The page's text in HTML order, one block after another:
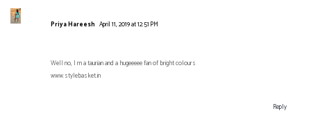
Priya Hareesh April 11, 2019 at 12:51 PM
Well no, I m a taurian and a hugeeeee fan of bright colours
www.stylebasket.in
Reply